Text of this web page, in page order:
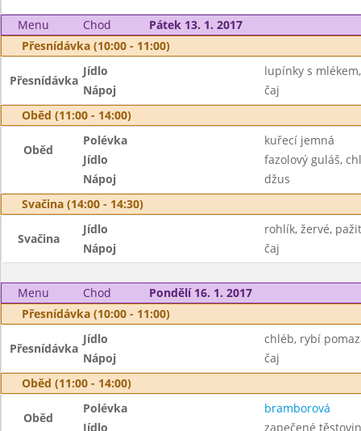
Menu Chod
Pátek 13. 1. 2017
Přesnídávka (10:00 - 11:00)
Přesnídávka
Jídlo
lupínky s
Nápoj
čaj
Oběd (11:00 - 14:00)
Oběd
Polévka
kuřecí jemná
Jídlo
fazolový guláš,
Nápoj
džus
Svačina (14:00 - 14:30)
Svačina
Jídlo
rohlík, žervé,
Nápoj
čaj
Menu Chod
Pondělí 16. 1. 2017
Přesnídávka (10:00 - 11:00)
Přesnídávka
Jídlo
chléb, rybí
Nápoj
čaj
Oběd (11:00 - 14:00)
Oběd
Polévka
bramborová
Jídlo
zapečené